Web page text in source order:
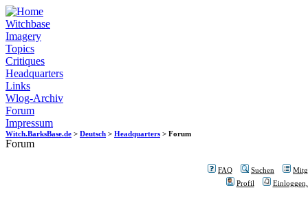
Witchbase
Imagery
Topics
Critiques
Headquarters
Links
Wlog-Archiv
Forum
Impressum
Witch.BarksBase.de > Deutsch > Headquarters > Forum
Forum
FAQ Suchen
Profil